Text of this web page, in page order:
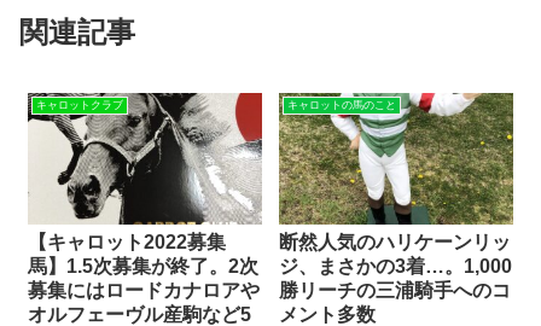
関連記事
キャロットクラブ
【キャロット2022募集
馬】1.5次募集が終了。2次
募集にはロードカナロアや
オルフェーヴル産駒など5
キャロットの馬のこと
断然人気のハリケーンリッ
ジ、まさかの3着…。1,000
勝リーチの三浦騎手へのコ
メント多数